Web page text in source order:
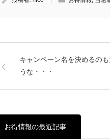
キャンペーン名を決めるの
うな・・・
お得情報の最近記事